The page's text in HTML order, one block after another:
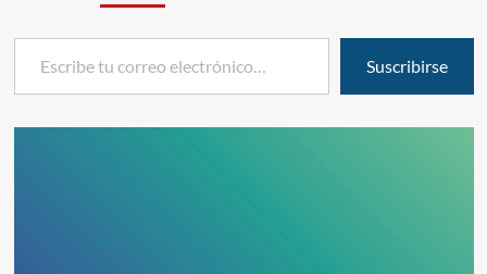
Escribe tu correo electrónico…
Suscribirse